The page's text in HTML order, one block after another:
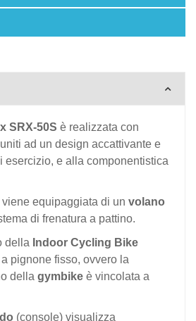
SRX-50S è realizzata con
ad un design accattivante e
esercizio, e alla componentistica
equipaggiata di un volano
di frenatura a pattino.
della Indoor Cycling Bike
pignone fisso, ovvero la
della gymbike è vincolata a
(console) visualizza